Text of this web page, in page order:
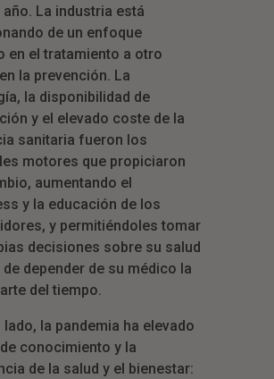
año. La industria está
de un enfoque
en el tratamiento a otro
la prevención. La
la disponibilidad de
y el elevado coste de la
sanitaria fueron los
motores que propiciaron
aumentando el
y la educación de los
y permitiéndoles tomar
decisiones sobre su salud
depender de su médico la
del tiempo.
la pandemia ha elevado
conocimiento y la
de la salud y el bienestar: